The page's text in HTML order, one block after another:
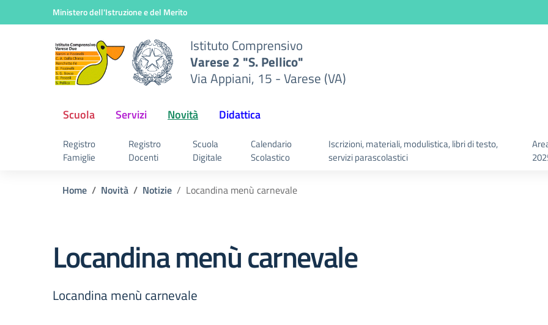
Vai ai contenuti
Vai al menu di navigazioneMinistero dell'Istruzione e del Merito
"S.
Istituto Comprensivo
Varese 2 "S. Pellico"
Via Appiani, 15 - Varese (VA)
Scuola Servizi Novità Didattica
Registro
Famiglie
Registro
Docenti
Scuola
Digitale
Calendario
Scolastico
Iscrizioni, materiali, modulistica, libri di testo,
servizi parascolastici
Home Novità Notizie Locandina menù carnevale
Locandina menù carnevale
Locandina menù carnevale